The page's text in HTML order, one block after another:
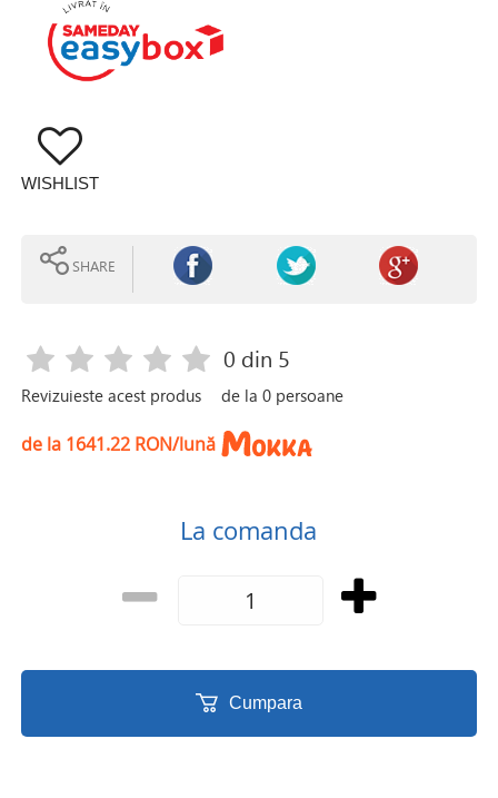
WISHLIST
SHARE
Revizuieste acest produs
0 din 5
de la0 persoane
de la 1641.22 RON/lună
La comanda
Cumpara